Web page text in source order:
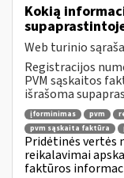
Kokią
Web turinio
Registracijos
PVM sąskaitos
išrašoma
įforminimas pvm
pvm sąskaita faktūra
Pridėtinės vertės
reikalavimai
faktūros